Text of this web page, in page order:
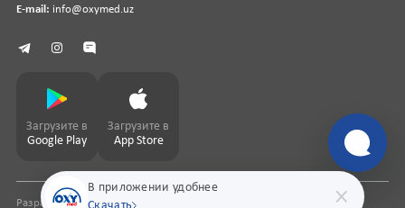
В приложении удобнее
E-mail: info@oxymed.uz
Загрузите в
Google Play
Загрузите в
App Store
Разработка сайтаpharmit.uz